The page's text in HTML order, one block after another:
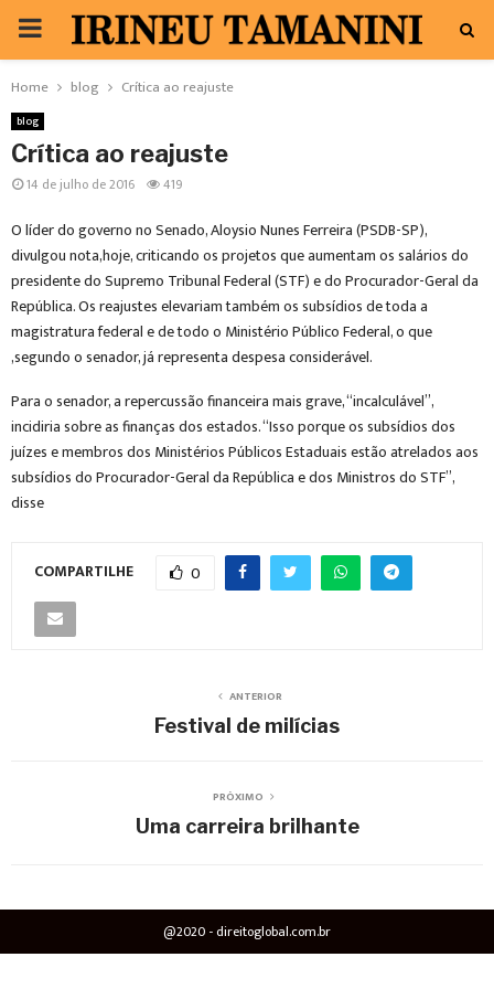
PRIMARY
MENU
Home blog Crítica ao reajuste
blog
Crítica ao reajuste
14 de julho de 2016 419
O líder do governo no Senado, Aloysio Nunes Ferreira (PSDB-SP),
divulgou nota,hoje, criticando os projetos que aumentam os salários do
presidente do Supremo Tribunal Federal (STF) e do Procurador-Geral da
República. Os reajustes elevariam também os subsídios de toda a
magistratura federal e de todo o Ministério Público Federal, o que
,segundo o senador, já representa despesa considerável.
Para o senador, a repercussão financeira mais grave, “incalculável”,
incidiria sobre as finanças dos estados. “Isso porque os subsídios dos
juízes e membros dos Ministérios Públicos Estaduais estão atrelados aos
subsídios do Procurador-Geral da República e dos Ministros do STF”,
disse
COMPARTILHE 0
ANTERIOR
Festival de milícias
PRÓXIMO
Uma carreira brilhante
@2020 - direitoglobal.com.br